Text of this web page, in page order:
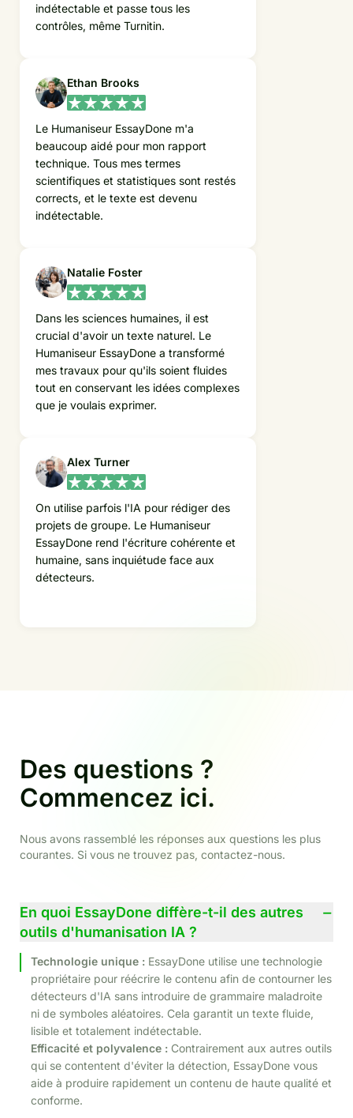
indétectable et passe tous les
contrôles, même Turnitin.
Ethan Brooks
Le Humaniseur EssayDone m'a
beaucoup aidé pour mon rapport
technique. Tous mes termes
scientifiques et statistiques sont restés
corrects, et le texte est devenu
indétectable.
Natalie Foster
Dans les sciences humaines, il est
crucial d'avoir un texte naturel. Le
Humaniseur EssayDone a transformé
mes travaux pour qu'ils soient fluides
tout en conservant les idées complexes
que je voulais exprimer.
Alex Turner
On utilise parfois l'IA pour rédiger des
projets de groupe. Le Humaniseur
EssayDone rend l'écriture cohérente et
humaine, sans inquiétude face aux
détecteurs.
Des questions ?
Commencez ici.
Nous avons rassemblé les réponses aux questions les plus
courantes. Si vous ne trouvez pas, contactez-nous.
En quoi EssayDone diffère-t-il des autres
outils d'humanisation IA ?
−
Technologie unique : EssayDone utilise une technologie
propriétaire pour réécrire le contenu afin de contourner les
détecteurs d'IA sans introduire de grammaire maladroite
ni de symboles aléatoires. Cela garantit un texte fluide,
lisible et totalement indétectable.
Efficacité et polyvalence : Contrairement aux autres outils
qui se contentent d'éviter la détection, EssayDone vous
aide à produire rapidement un contenu de haute qualité et
conforme.